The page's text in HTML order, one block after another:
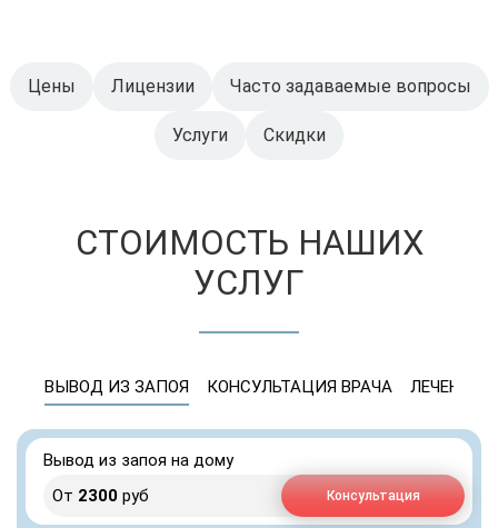
Цены Лицензии Часто задаваемые вопросы
Услуги Скидки
СТОИМОСТЬ НАШИХ
УСЛУГ
ВЫВОД ИЗ ЗАПОЯ КОНСУЛЬТАЦИЯ ВРАЧА ЛЕЧЕНИЕ
Вывод из запоя на дому
От 2300 руб Консультация